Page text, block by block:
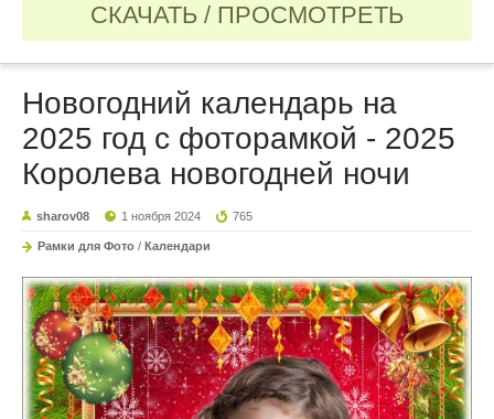
СКАЧАТЬ / ПРОСМОТРЕТЬ
Новогодний календарь на
2025 год с фоторамкой - 2025
Королева новогодней ночи
sharov08 1 ноября 2024 765
Рамки для Фото / Календари